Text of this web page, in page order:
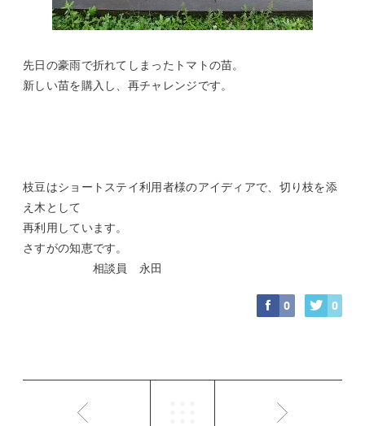
先日の豪雨で折れてしまったトマトの苗。
新しい苗を購入し、再チャレンジです。
枝豆はショートステイ利用者様のアイディアで、切り枝を添
え木として
再利用しています。
さすがの知恵です。
相談員 永田
0 0